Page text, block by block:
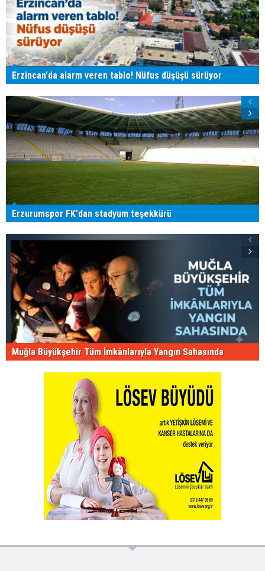
Erzincan'da alarm veren tablo! Nüfus düşüşü sürüyor
Erzurumspor FK'dan stadyum teşekkürü
Muğla Büyükşehir Tüm İmkânlarıyla Yangın Sahasında